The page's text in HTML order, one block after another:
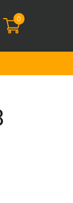
0